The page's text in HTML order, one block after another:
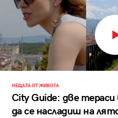
НЕЩАТА ОТ ЖИВОТА
City Guide: две
да се насладиш на